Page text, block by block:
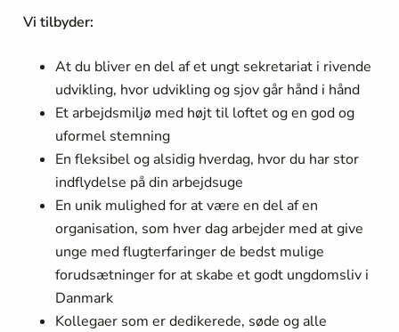
Vi tilbyder:
At du bliver en del af et ungt sekretariat i rivende
udvikling, hvor udvikling og sjov går hånd i hånd
Et arbejdsmiljø med højt til loftet og en god og
uformel stemning
En fleksibel og alsidig hverdag, hvor du har stor
indflydelse på din arbejdsuge
En unik mulighed for at være en del af en
organisation, som hver dag arbejder med at give
unge med flugterfaringer de bedst mulige
forudsætninger for at skabe et godt ungdomsliv i
Danmark
Kollegaer som er dedikerede, søde og alle